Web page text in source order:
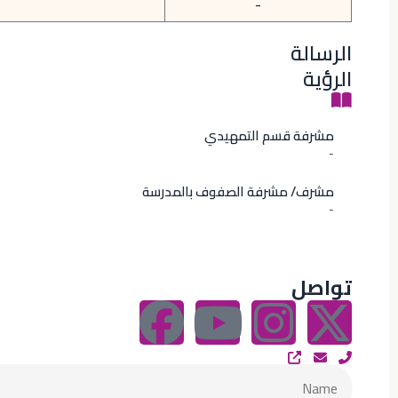
الرسالة
الرؤية
مشرفة قسم التمهيدي
-
مشرف/ مشرفة الصفوف بالمدرسة
-
تواصل
X
-
I
n
Y
o
F
a Name